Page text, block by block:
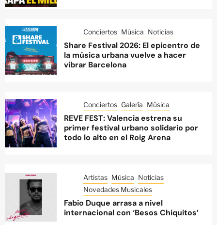
Conciertos Música Noticias
Share Festival 2026: El epicentro de
la música urbana vuelve a hacer
vibrar Barcelona
Conciertos Galería Música
REVE FEST: Valencia estrena su
primer festival urbano solidario por
todo lo alto en el Roig Arena
Artistas Música Noticias
Novedades Musicales
Fabio Duque arrasa a nivel
internacional con ‘Besos Chiquitos’